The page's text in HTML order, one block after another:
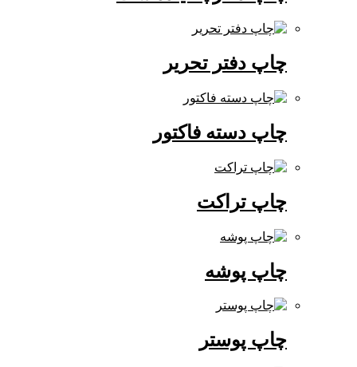
چاپ دفتر تحریر
چاپ دسته فاکتور
چاپ تراکت
چاپ پوشه
چاپ پوستر